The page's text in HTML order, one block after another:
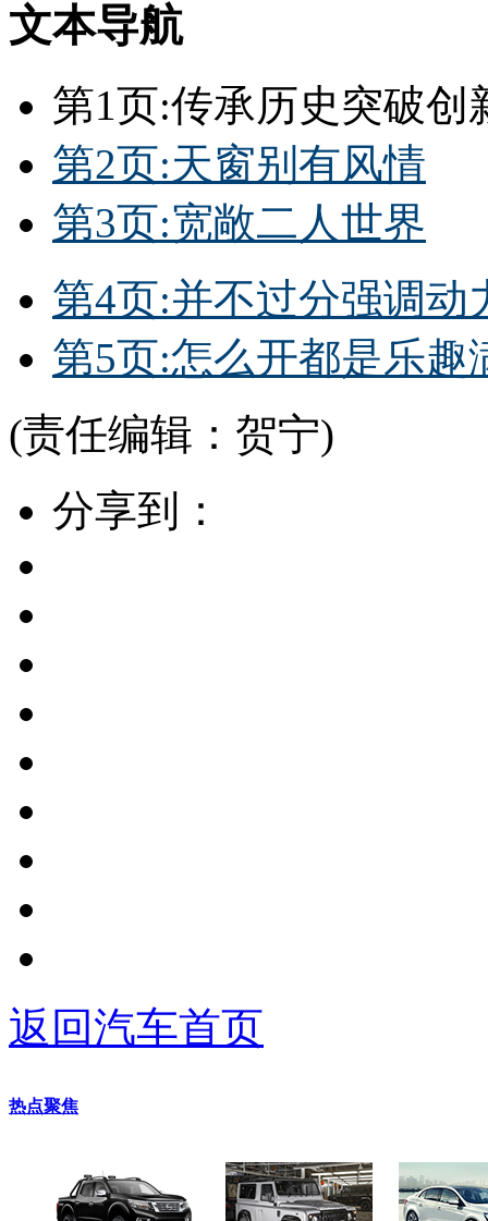
文本导航
第1页:传承历史突破创
第2页:天窗别有风情
第3页:宽敞二人世界
第4页:并不过分强调动
第5页:怎么开都是乐趣
(责任编辑：贺宁)
分享到：
返回汽车首页
热点聚焦